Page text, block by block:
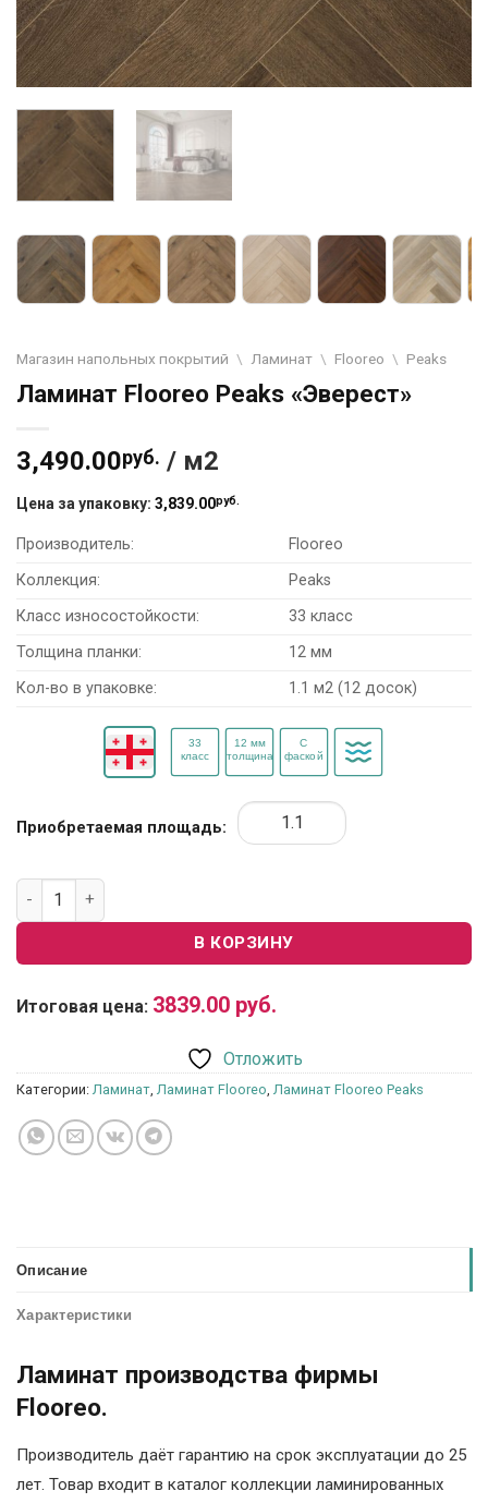
Магазин напольных покрытий \ Ламинат \ Flooreo \ Peaks
Ламинат Flooreo Peaks «Эверест»
3,490.00руб. / м2
Цена за упаковку: 3,839.00руб.
Производитель:
Flooreo
Коллекция:
Peaks
Класс износостойкости:
33 класс
Толщина планки:
12 мм
Кол-во в упаковке:
1.1 м2 (12 досок)
Приобретаемая площадь:
Количество товара Ламинат Flooreo Peaks "Эверест"
В КОРЗИНУ
Итоговая цена: 3839.00 руб.
Отложить
Категории: Ламинат Ламинат Flooreo Ламинат Flooreo Peaks
Описание
Характеристики
Ламинат производства фирмы
Flooreo.
Производитель даёт гарантию на срок эксплуатации до 25
лет. Товар входит в каталог коллекции ламинированных